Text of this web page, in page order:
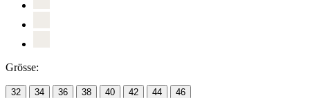
Grösse:
32 34 36 38 40 42 44 46